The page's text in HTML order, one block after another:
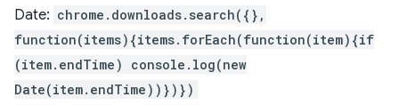
Date: chrome.downloads.search({},
function(items){items.forEach(function(item){if
(item.endTime) console.log(new
Date(item.endTime))})})